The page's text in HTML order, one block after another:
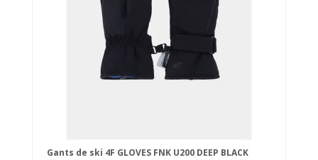
Gants de ski 4F GLOVES FNK U200 DEEP BLACK